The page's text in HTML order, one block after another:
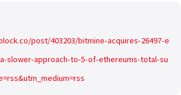
post/403203/bitmine-acquires-26497-e
slower-approach-to-5-of-ethereums-total-su